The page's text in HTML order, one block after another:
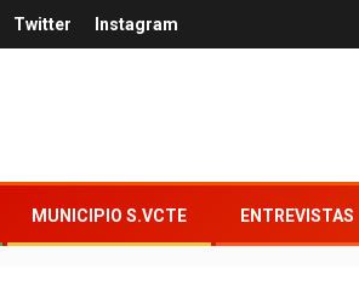
Twitter Instagram
MUNICIPIO S.VCTE ENTREVISTAS